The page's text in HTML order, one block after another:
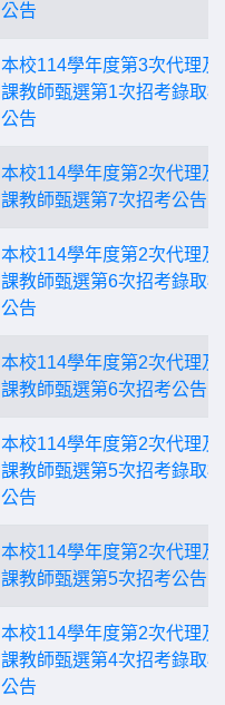
公告
本校114學年度第3次代理及
課教師甄選第1次招考錄取
公告
本校114學年度第2次代理及
課教師甄選第7次招考公告
本校114學年度第2次代理及
課教師甄選第6次招考錄取
公告
本校114學年度第2次代理及
課教師甄選第6次招考公告
本校114學年度第2次代理及
課教師甄選第5次招考錄取
公告
本校114學年度第2次代理及
課教師甄選第5次招考公告
本校114學年度第2次代理及
課教師甄選第4次招考錄取
公告